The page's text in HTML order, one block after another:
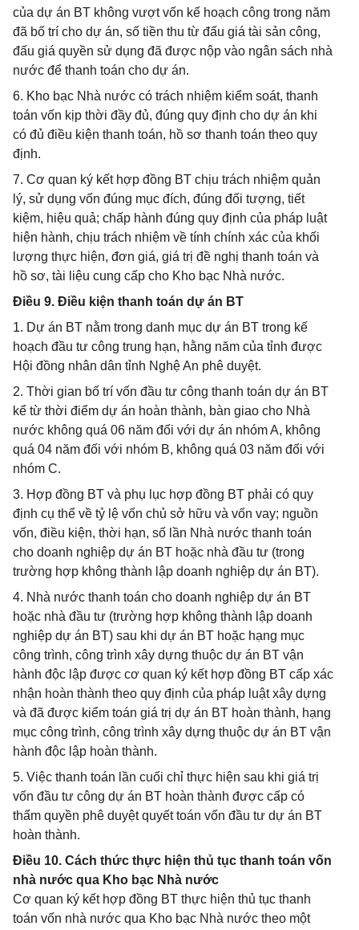
của dự án BT không vượt vốn kế hoạch công trong năm
đã bố trí cho dự án, số tiền thu từ đấu giá tài sản công,
đấu giá quyền sử dụng đã được nộp vào ngân sách nhà
nước để thanh toán cho dự án.
6. Kho bạc Nhà nước có trách nhiệm kiểm soát, thanh
toán vốn kịp thời đầy đủ, đúng quy định cho dự án khi
có đủ điều kiện thanh toán, hồ sơ thanh toán theo quy
định.
7. Cơ quan ký kết hợp đồng BT chịu trách nhiệm quản
lý, sử dụng vốn đúng mục đích, đúng đối tượng, tiết
kiệm, hiệu quả; chấp hành đúng quy định của pháp luật
hiện hành, chịu trách nhiệm về tính chính xác của khối
lượng thực hiện, đơn giá, giá trị đề nghị thanh toán và
hồ sơ, tài liệu cung cấp cho Kho bạc Nhà nước.
Điều 9. Điều kiện thanh toán dự án BT
1. Dự án BT nằm trong danh mục dự án BT trong kế
hoạch đầu tư công trung hạn, hằng năm của tỉnh được
Hội đồng nhân dân tỉnh Nghệ An phê duyệt.
2. Thời gian bố trí vốn đầu tư công thanh toán dự án BT
kể từ thời điểm dự án hoàn thành, bàn giao cho Nhà
nước không quá 06 năm đối với dự án nhóm A, không
quá 04 năm đối với nhóm B, không quá 03 năm đối với
nhóm C.
3. Hợp đồng BT và phụ lục hợp đồng BT phải có quy
định cụ thể về tỷ lệ vốn chủ sở hữu và vốn vay; nguồn
vốn, điều kiện, thời hạn, số lần Nhà nước thanh toán
cho doanh nghiệp dự án BT hoặc nhà đầu tư (trong
trường hợp không thành lập doanh nghiệp dự án BT).
4. Nhà nước thanh toán cho doanh nghiệp dự án BT
hoặc nhà đầu tư (trường hợp không thành lập doanh
nghiệp dự án BT) sau khi dự án BT hoặc hạng mục
công trình, công trình xây dựng thuộc dự án BT vận
hành độc lập được cơ quan ký kết hợp đồng BT cấp xác
nhận hoàn thành theo quy định của pháp luật xây dựng
và đã được kiểm toán giá trị dự án BT hoàn thành, hạng
mục công trình, công trình xây dựng thuộc dự án BT vận
hành độc lập hoàn thành.
5. Việc thanh toán lần cuối chỉ thực hiện sau khi giá trị
vốn đầu tư công dự án BT hoàn thành được cấp có
thẩm quyền phê duyệt quyết toán vốn đầu tư dự án BT
hoàn thành.
Điều 10. Cách thức thực hiện thủ tục thanh toán vốn
nhà nước qua Kho bạc Nhà nước
Cơ quan ký kết hợp đồng BT thực hiện thủ tục thanh
toán vốn nhà nước qua Kho bạc Nhà nước theo một